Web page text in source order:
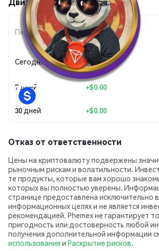
Период
Изменение
суммы
Сегодня + $0.074539
7 дней +$0.00
30 дней +$0.00
Отказ от ответственности
Цены на криптовалюту подвержены
рыночным рискам и волатильности.
те продукты, которые вам хорошо
которых вы полностью уверены.
странице предоставлена исключительно в
информационных целях и не является
рекомендацией. Phemex не гарантирует
пригодность или достоверность любой
получения дополнительной информации
использования и Раскрытие рисков.